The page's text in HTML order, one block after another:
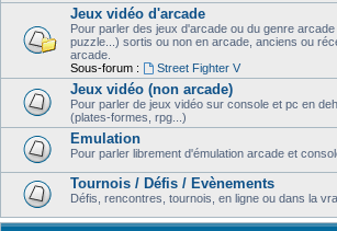
Jeux vidéo d'arcade
Pour parler des jeux d'arcade ou du genre arcade
puzzle...) sortis ou non en arcade, anciens ou
arcade.
Sous-forum :
Street Fighter V
Jeux vidéo (non arcade)
Pour parler de jeux vidéo sur console et pc en
(plates-formes, rpg...)
Emulation
Pour parler librement d'émulation arcade et
Tournois / Défis / Evènements
Défis, rencontres, tournois, en ligne ou dans la